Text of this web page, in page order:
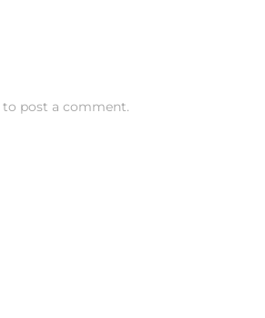
to post a comment.